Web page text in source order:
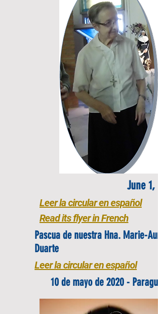
June 1,
Leer la circular en español
Read its flyer in French
Pascua de nuestra Hna. Marie-
Duarte
Leer la circular en español
10 de mayo de 2020 -